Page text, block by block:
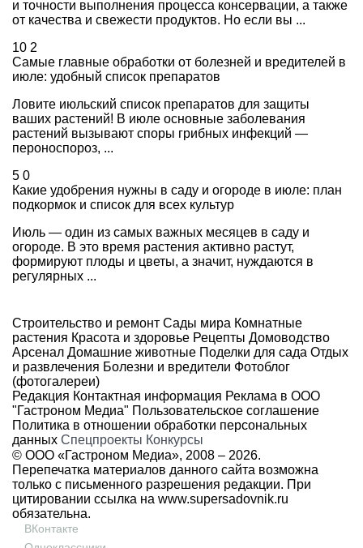
и точности выполнения процесса консервации, а также
от качества и свежести продуктов. Но если вы ...
10 2
Самые главные обработки от болезней и вредителей в
июле: удобный список препаратов
Ловите июльский список препаратов для защиты
ваших растений! В июле основные заболевания
растений вызывают споры грибных инфекций —
пероноспороз, ...
5 0
Какие удобрения нужны в саду и огороде в июле: план
подкормок и список для всех культур
Июль — один из самых важных месяцев в саду и
огороде. В это время растения активно растут,
формируют плоды и цветы, а значит, нуждаются в
регулярных ...
Строительство и ремонт Сады мира Комнатные
растения Красота и здоровье Рецепты Домоводство
Арсенал Домашние животные Поделки для сада Отдых
и развлечения Болезни и вредители Фотоблог
(фотогалереи)
Редакция Контактная информация Реклама в ООО
"Гастроном Медиа" Пользовательское соглашение
Политика в отношении обработки персональных
данных Спецпроекты Конкурсы
© ООО «Гастроном Медиа», 2008 – 2026.
Перепечатка материалов данного сайта возможна
только с письменного разрешения редакции. При
цитировании ссылка на www.supersadovnik.ru
обязательна.
ВКонтакте